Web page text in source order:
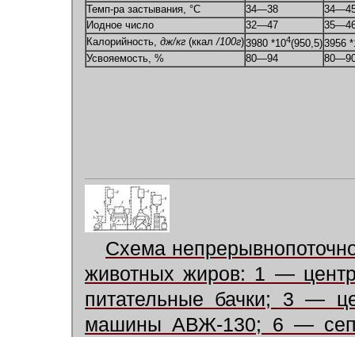
Темп-ра застывания, °С
34—38
Иодное число
32—47
Калорийность, дж/кг (ккал /100г)3980 *104(950,5)3956
Усвояемость, %
80—94
Схема
животных жиров: 1 —
питательные бачки; 3 —
машины АВЖ-130; 6 —